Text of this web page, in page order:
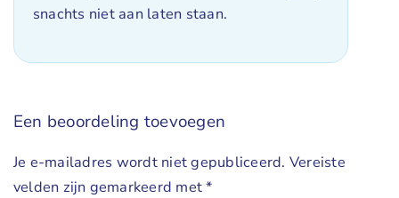
snachts niet aan laten staan.
Een beoordeling toevoegen
Je e-mailadres wordt niet gepubliceerd. Vereiste
velden zijn gemarkeerd met*